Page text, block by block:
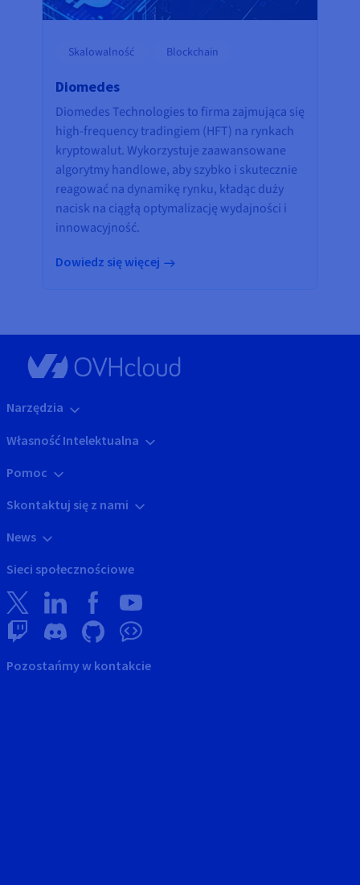
Skalowalność Blockchain
Diomedes
Diomedes Technologies to firma zajmująca się
high-frequency tradingiem (HFT) na rynkach
kryptowalut. Wykorzystuje zaawansowane
algorytmy handlowe, aby szybko i skutecznie
reagować na dynamikę rynku, kładąc duży
nacisk na ciągłą optymalizację wydajności i
innowacyjność.
Dowiedz się więcej
Narzędzia
Własność Intelektualna
Pomoc
Skontaktuj się z nami
News
Sieci społecznościowe
Pozostańmy w kontakcie